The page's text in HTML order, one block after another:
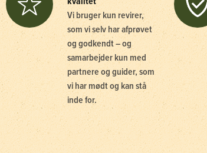
Vi bruger kun revirer,
som vi selv har afprøvet
og godkendt – og
samarbejder kun med
partnere og guider, som
vi har mødt og kan stå
inde for.